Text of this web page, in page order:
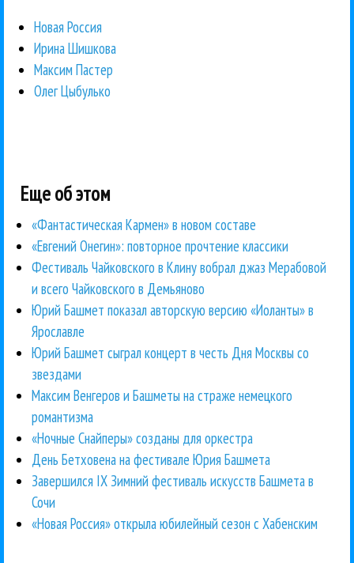
Новая Россия
Ирина Шишкова
Максим Пастер
Олег Цыбулько
Еще об этом
«Фантастическая Кармен» в новом составе
«Евгений Онегин»: повторное прочтение классики
Фестиваль Чайковского в Клину вобрал джаз Мерабовой
и всего Чайковского в Демьяново
Юрий Башмет показал авторскую версию «Иоланты» в
Ярославле
Юрий Башмет сыграл концерт в честь Дня Москвы со
звездами
Максим Венгеров и Башметы на страже немецкого
романтизма
«Ночные Снайперы» созданы для оркестра
День Бетховена на фестивале Юрия Башмета
Завершился IX Зимний фестиваль искусств Башмета в
Сочи
«Новая Россия» открыла юбилейный сезон с Хабенским